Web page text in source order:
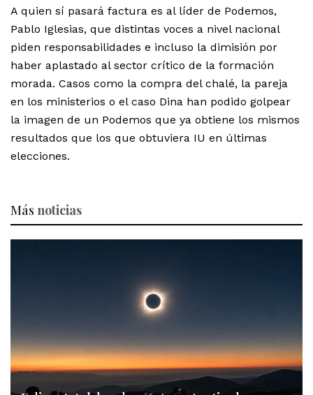
A quien sí pasará factura es al líder de Podemos,
Pablo Iglesias, que distintas voces a nivel nacional
piden responsabilidades e incluso la dimisión por
haber aplastado al sector crítico de la formación
morada. Casos como la compra del chalé, la pareja
en los ministerios o el caso Dina han podido golpear
la imagen de un Podemos que ya obtiene los mismos
resultados que los que obtuviera IU en últimas
elecciones.
Más noticias